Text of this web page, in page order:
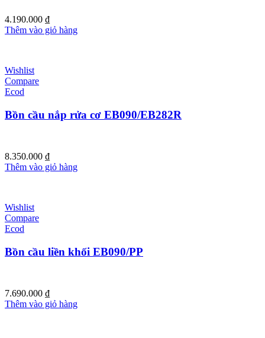
4.190.000 ₫
Thêm vào giỏ hàng
Wishlist
Compare
Ecod
Bồn cầu nắp rửa cơ EB090/EB282R
8.350.000 ₫
Thêm vào giỏ hàng
Wishlist
Compare
Ecod
Bồn cầu liền khối EB090/PP
7.690.000 ₫
Thêm vào giỏ hàng